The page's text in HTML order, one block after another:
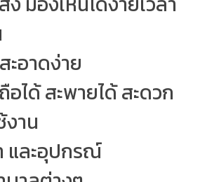
ะอาดง่าย
อได้ สะพายได้ สะดวก
งาน
และอุปกรณ์